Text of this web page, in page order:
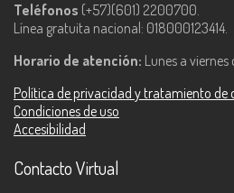
Teléfonos (+57)(601) 2200700.
Línea gratuita nacional: 018000123414.
Horario de atención: Lunes a
Política de privacidad y tratamiento de
Condiciones de uso
Accesibilidad
Contacto Virtual